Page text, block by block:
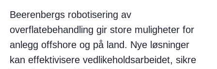
Beerenbergs robotisering av
overflatebehandling gir store muligheter for
anlegg offshore og på land. Nye løsninger
kan effektivisere vedlikeholdsarbeidet, sikre